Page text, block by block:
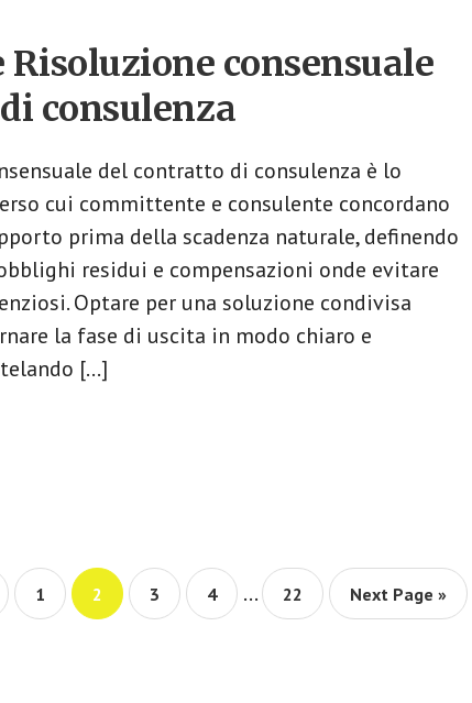
Risoluzione consensuale
consulenza​
del contratto di consulenza è lo
cui committente e consulente concordano
prima della scadenza naturale, definendo
residui e compensazioni onde evitare
Optare per una soluzione condivisa
la fase di uscita in modo chiaro e
[…]
Page
1 Page
2 Page
3 Page
4
Interim
pages
… Page
22
Go
Next Page »